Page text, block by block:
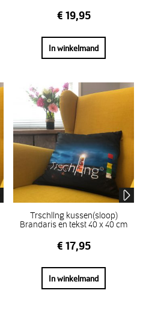
€ 19,95
In winkelmand
Trschllng kussen(sloop)
Brandaris en tekst 40 x 40 cm
€ 17,95
In winkelmand